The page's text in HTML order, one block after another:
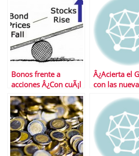
Bonos frente a
acciones Â¿Con cuÃ¡l
nos quedamos?
Â¿Acierta el
con las